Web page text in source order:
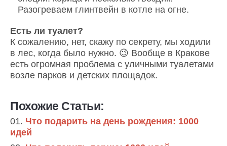
Разогреваем глинтвейн в котле на огне.
Есть ли туалет?
К сожалению, нет, скажу по секрету, мы ходили
в лес, когда было нужно. 😉 Вообще в Кракове
есть огромная проблема с уличными туалетами
возле парков и детских площадок.
Похожие Статьи:
Что подарить на день рождения: 1000
идей